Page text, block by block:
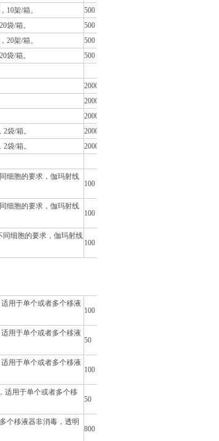
10架/箱。
500
袋/箱。
500
20架/箱。
500
袋/箱。 500
2000
2000
2000
袋/箱。
2000
袋/箱。 2000
细胞的要求，伽玛射线
100
细胞的要求，伽玛射线
100
同细胞的要求，伽玛射线
100
用于单个或者多个移液
100
用于单个或者多个移液
50
用于单个或者多个移液
100
适用于单个或者多个移
50
个移液器非消毒，透明
800